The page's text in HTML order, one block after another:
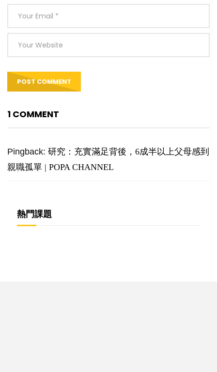
1 COMMENT
Pingback: 研究：充實滿足背後，6成半以上父母感到
親職孤單 | POPA CHANNEL
熱門課題